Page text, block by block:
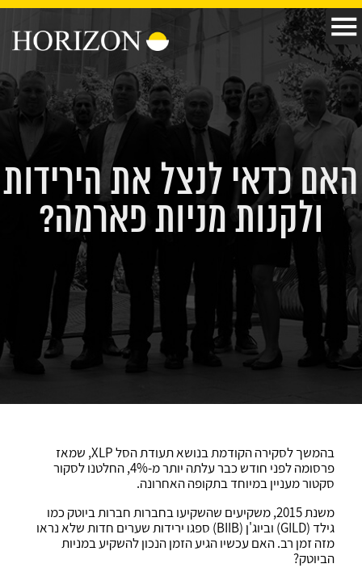
האם כדאי לנצל את הירידות
ולקנות מניות פארמה?
בהמשך לסקירה הקודמת בנושא תעודת הסל XLP, שמאז
פרסומה לפני חודש כבר עלתה יותר מ-4%, החלטנו לסקור
סקטור מעניין במיוחד בתקופה האחרונה.
משנת 2015, משקיעים שהשקיעו בחברות חברות ביוטק כמו
גילד (GILD) וביוג'ן (BIIB) ספגו ירידות שערים חדות שלא נראו
מזה זמן רב. האם עכשיו הגיע הזמן הנכון להשקיע במניות
הביוטק?